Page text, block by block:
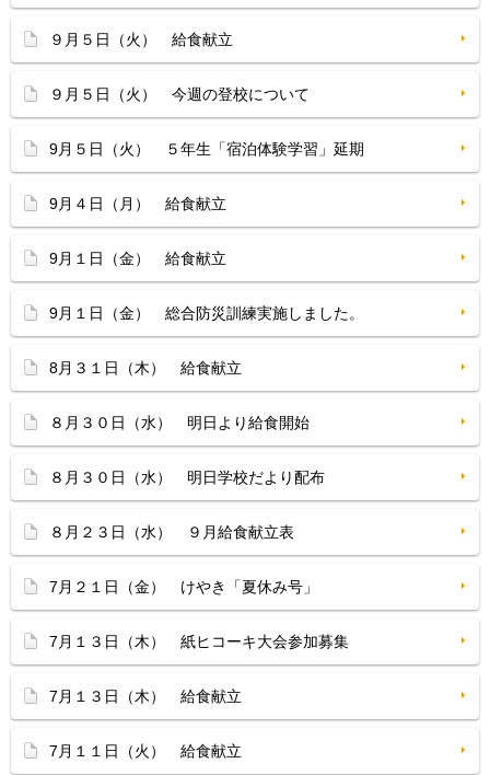
９月５日（火） 給食献立
９月５日（火） 今週の登校について
9月５日（火） ５年生「宿泊体験学習」延期
9月４日（月） 給食献立
9月１日（金） 給食献立
9月１日（金） 総合防災訓練実施しました。
8月３１日（木） 給食献立
８月３０日（水） 明日より給食開始
８月３０日（水） 明日学校だより配布
８月２３日（水） ９月給食献立表
7月２１日（金） けやき「夏休み号」
7月１３日（木） 紙ヒコーキ大会参加募集
7月１３日（木） 給食献立
7月１１日（火） 給食献立